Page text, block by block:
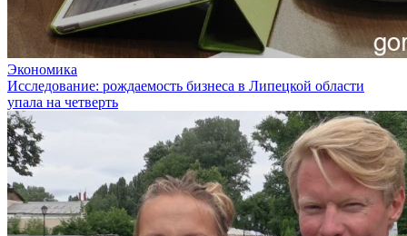
Экономика
Исследование: рождаемость бизнеса в Липецкой области
упала на четверть